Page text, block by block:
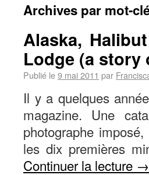
Archives par mot-
Alaska,
Lodge (a story
Publié le9 mai 2011 par
Il y a quelques
magazine. Une
photographe
les dix premières
Continuer la lecture →